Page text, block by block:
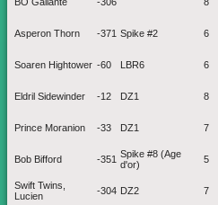
Asperon Thorn -371 Spike #2 6
Soaren Hightower -60 LBR6 6
Eldril Sidewinder -12 DZ1 8
Prince Moranion -33 DZ1 7
Bob Bifford -351 Spike #8 (Age
d'or)
5
Swift Twins,
Lucien
-304 DZ2 7